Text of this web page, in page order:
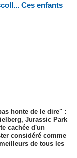
Ces enfants
honte de le dire" :
Jurassic Park
cachée d'un
considéré comme
meilleurs de tous les